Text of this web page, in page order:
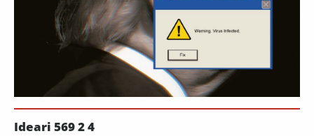
Ideari 569 2 4